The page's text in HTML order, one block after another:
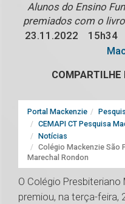
Alunos do Ensino
premiados com o
23.11.2022
15h34
COMPARTILHE
Portal Mackenzie
CEMAPI CT Pesquisa
Notícias
Colégio Mackenzie São
Marechal Rondon
O Colégio
premiou, na terça-feira,